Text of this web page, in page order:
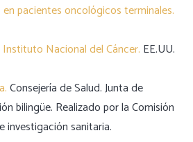
pacientes oncológicos terminales.
Instituto Nacional del Cáncer. EE.UU.
Consejería de Salud. Junta de
bilingüe. Realizado por la Comisión
investigación sanitaria.